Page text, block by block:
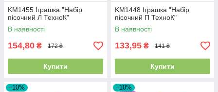
KM1455 Іграшка "Набір
пісочний Л ТехноК"
В наявності
154,80 ₴ 172 ₴
Купити
KM1448 Іграшка "Набір
пісочний П ТехноК"
В наявності
133,95 ₴ 141 ₴
Купити
–10% –10%